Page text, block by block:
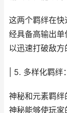
这两个羁绊在
经具备高输出
以迅速打破敌方
| 5. 多样化羁
神秘和元素羁绊
神秘能够使玩